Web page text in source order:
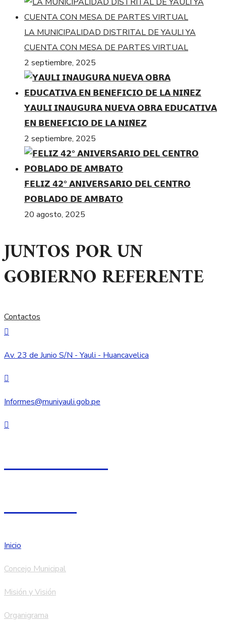
LA MUNICIPALIDAD DISTRITAL DE YAULI YA
CUENTA CON MESA DE PARTES VIRTUAL
2 septiembre, 2025
𝗬𝗔𝗨𝗟𝗜 𝗜𝗡𝗔𝗨𝗚𝗨𝗥𝗔 𝗡𝗨𝗘𝗩𝗔 𝗢𝗕𝗥𝗔 𝗘𝗗𝗨𝗖𝗔𝗧𝗜𝗩𝗔
𝗘𝗡 𝗕𝗘𝗡𝗘𝗙𝗜𝗖𝗜𝗢 𝗗𝗘 𝗟𝗔 𝗡𝗜𝗡̃𝗘𝗭
2 septiembre, 2025
𝗙𝗘𝗟𝗜𝗭 𝟰𝟮° 𝗔𝗡𝗜𝗩𝗘𝗥𝗦𝗔𝗥𝗜𝗢 𝗗𝗘𝗟 𝗖𝗘𝗡𝗧𝗥𝗢
𝗣𝗢𝗕𝗟𝗔𝗗𝗢 𝗗𝗘 𝗔𝗠𝗕𝗔𝗧𝗢
20 agosto, 2025
JUNTOS POR UN
GOBIERNO REFERENTE
Contactos
Av. 23 de Junio S/N - Yauli - Huancavelica
Informes@muniyauli.gob.pe
067 - 750005
Facebook
Inicio
Concejo Municipal
Misión y Visión
Organigrama